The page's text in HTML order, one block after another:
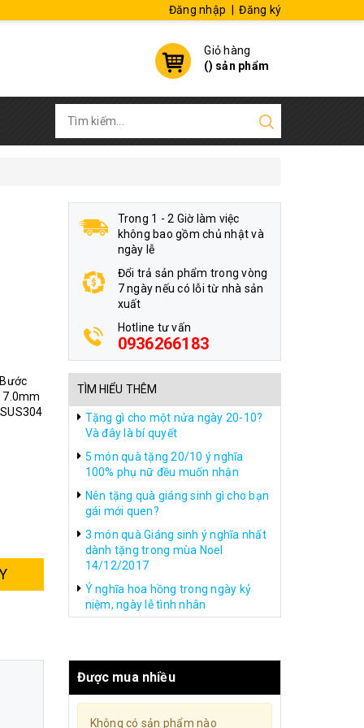
Đăng nhập Đăng ký
Giỏ hàng
() sản phẩm
7.0mm
Trong 1 - 2 Giờ làm việc
không bao gồm chủ nhật và
ngày lễ
Đổi trả sản phẩm trong vòng
7 ngày nếu có lỗi từ nhà sản
xuất
Hotline tư vấn
0936266183
TÌM HIỂU THÊM
Tặng gì cho một nửa ngày 20-10?
Và đây là bí quyết
5 món quà tặng 20/10 ý nghĩa
100% phụ nữ đều muốn nhận
Nên tặng quà giáng sinh gì cho bạn
gái mới quen?
3 món quà Giáng sinh ý nghĩa nhất
dành tặng trong mùa Noel
14/12/2017
Ý nghĩa hoa hồng trong ngày kỷ
niệm, ngày lễ tình nhân
Được mua nhiều
Không có sản phẩm nào